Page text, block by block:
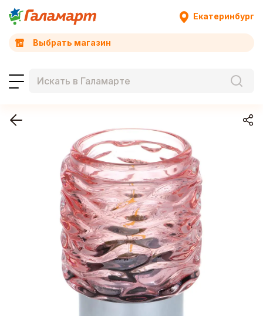
Екатеринбург
Выбрать магазин